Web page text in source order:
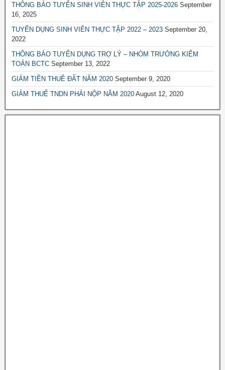
THÔNG BÁO TUYỂN SINH VIÊN THỰC TẬP 2025-2026 September
16, 2025
TUYỂN DỤNG SINH VIÊN THỰC TẬP 2022 – 2023 September 20,
2022
THÔNG BÁO TUYỂN DỤNG TRỢ LÝ – NHÓM TRƯỞNG KIỂM
TOÁN BCTC September 13, 2022
GIẢM TIỀN THUÊ ĐẤT NĂM 2020 September 9, 2020
GIẢM THUẾ TNDN PHẢI NỘP NĂM 2020 August 12, 2020